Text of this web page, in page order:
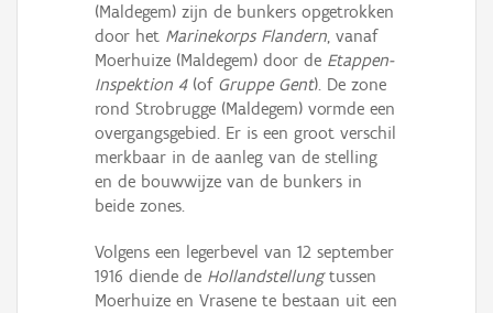
(Maldegem) zijn de bunkers opgetrokken
door het Marinekorps Flandern, vanaf
Moerhuize (Maldegem) door de Etappen-
Inspektion 4(of Gruppe Gent). De zone
rond Strobrugge (Maldegem) vormde een
overgangsgebied. Er is een groot verschil
merkbaar in de aanleg van de stelling
en de bouwwijze van de bunkers in
beide zones.
Volgens een legerbevel van 12 september
1916 diende de Hollandstellungtussen
Moerhuize en Vrasene te bestaan uit een